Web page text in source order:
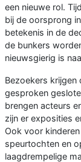
een nieuwe rol.
bij de oorsprong
betekenis in de
de bunkers
nieuwsgierig is
Bezoekers krijgen
gesproken
brengen acteurs
zijn er exposities
Ook voor
speurtochten en
laagdrempelige